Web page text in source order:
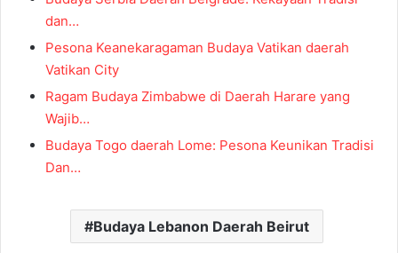
dan…
Pesona Keanekaragaman Budaya Vatikan daerah
Vatikan City
Ragam Budaya Zimbabwe di Daerah Harare yang
Wajib…
Budaya Togo daerah Lome: Pesona Keunikan Tradisi
Dan…
Budaya Lebanon Daerah Beirut